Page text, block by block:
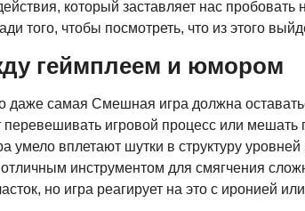
который заставляет нас
того, чтобы посмотреть, что из этого
геймплеем и юмором
даже самая Смешная игра должна
игровой процесс или мешать
умело вплетают шутки в структуру
инструментом для смягчения
но игра реагирует на это с иронией